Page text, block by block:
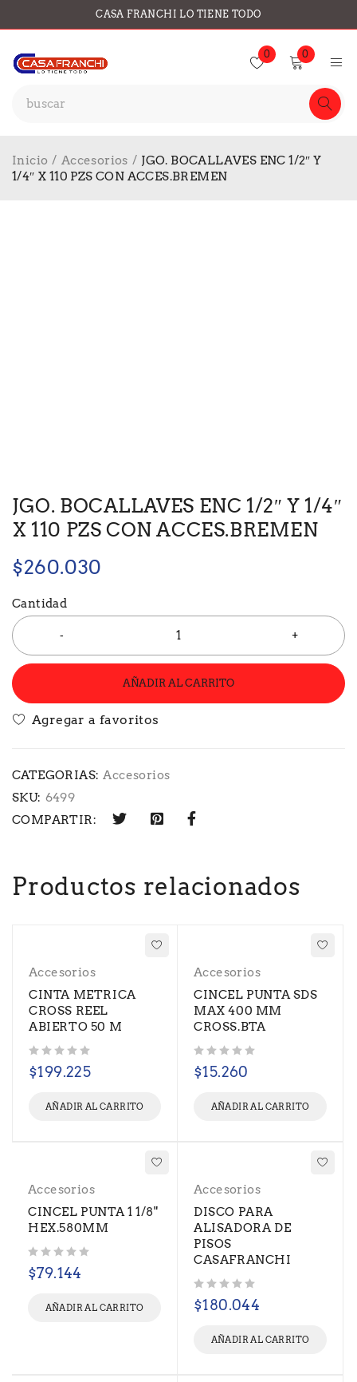
CASA FRANCHI LO TIENE TODO
0 0
Inicio / Accesorios / JGO. BOCALLAVES ENC 1/2″ Y
1/4″ X 110 PZS CON ACCES.BREMEN
JGO. BOCALLAVES ENC 1/2″ Y 1/4″
X 110 PZS CON ACCES.BREMEN
$260.030
Cantidad
AÑADIR AL CARRITO
CATEGORIAS: Accesorios
SKU: 6499
COMPARTIR:
Productos relacionados
Accesorios
CINTA METRICA
CROSS REEL
ABIERTO 50 M
$199.225
AÑADIR AL CARRITO
Accesorios
CINCEL PUNTA SDS
MAX 400 MM
CROSS.BTA
$15.260
AÑADIR AL CARRITO
Accesorios
CINCEL PUNTA 1 1/8"
HEX.580MM
$79.144
AÑADIR AL CARRITO
Accesorios
DISCO PARA
ALISADORA DE
PISOS
CASAFRANCHI
$180.044
AÑADIR AL CARRITO